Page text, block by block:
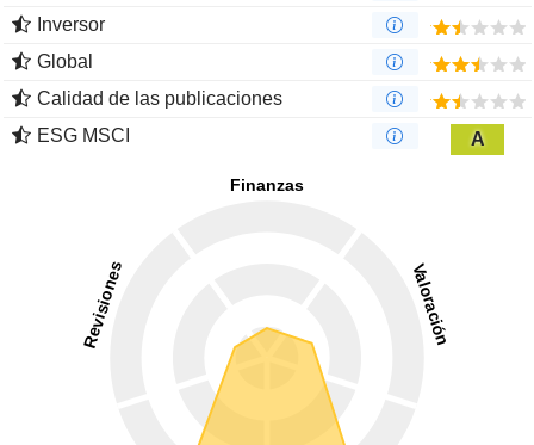
Inversor
Global
Calidad de las publicaciones
ESG MSCI
A